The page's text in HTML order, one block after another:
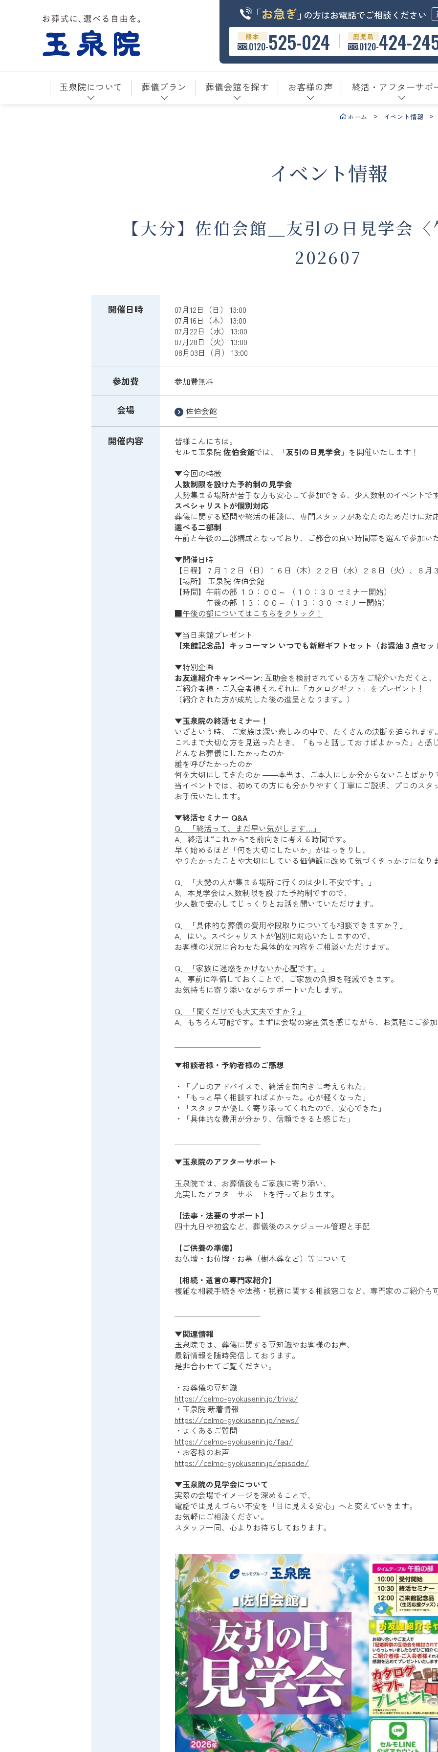
お葬式に、選べる自由を。玉泉院
「お急ぎ」 の方はお電話でご相談ください
熊本
0120-525-024 鹿児島
0120-424-
玉泉院について 葬儀プラン 葬儀会館を探す お客様の声 終活・アフターサポ
ホーム イベント情報
イベント情報
【大分】佐伯会館＿友引の日見学会〈
202607
開催日時
07月12日（日） 13:00
07月16日（木） 13:00
07月22日（水） 13:00
07月28日（火） 13:00
08月03日（月） 13:00
参加費 参加費無料
会場 佐伯会館
開催内容
皆様こんにちは。
セルモ玉泉院 佐伯会館では、「友引の日見学会 」を開催いたします！
▼今回の特徴
人数制限を設けた予約制の見学会
大勢集まる場所が苦手な方も安心して参加できる、少人数制のイベントです
スペシャリストが個別対応
葬儀に関する疑問や終活の相談に、専門スタッフがあなたのためだけに対
選べる二部制
午前と午後の二部構成となっており、ご都合の良い時間帯を選んで参加い
▼開催日時
【日程】７月１２日（日）１６日（木）２２日（水）２８日（火）、８月
【場所】 玉泉院 佐伯会館
【時間】午前の部 １０：００～ （１０：３０ セミナー開始）
午後の部 １３：００～（１３：３０ セミナー開始）
■午後の部についてはこちらをクリック！
▼当日来館プレゼント
【来館記念品】キッコーマン いつでも新鮮ギフトセット（お醤油３点セッ
▼特別企画
お友達紹介キャンペーン: 互助会を検討されている方をご紹介いただくと、
ご紹介者様・ご入会者様それぞれに「カタログギフト」をプレゼント！
（紹介された方が成約した後の進呈となります。）
▼玉泉院の終活セミナー！
いざという時、 ご家族は深い悲しみの中で、たくさんの決断を迫られます。
これまで大切な方を見送ったとき、「もっと話しておけばよかった」と感
どんなお葬儀にしたかったのか
誰を呼びたかったのか
何を大切にしてきたのか ――本当は、ご本人にしか分からないことばかり
当イベントでは、初めての方にも分かりやすく丁寧にご説明、プロのスタ
お手伝いたします。
▼終活セミナー Q&A
Q．「終活って、まだ早い気がします…」
A．終活は“これから”を前向きに考える時間です。
早く始めるほど「何を大切にしたいか」がはっきりし、
やりたかったことや大切にしている価値観に改めて気づくきっかけになり
Q．「大勢の人が集まる場所に行くのは少し不安です。」
A．本見学会は人数制限を設けた予約制ですので、
少人数で安心してじっくりとお話を聞いていただけます。
Q．「具体的な葬儀の費用や段取りについても相談できますか？」
A．はい。スペシャリストが個別に対応いたしますので、
お客様の状況に合わせた具体的な内容をご相談いただけます。
Q．「家族に迷惑をかけないか心配です。」
A．事前に準備しておくことで、ご家族の負担を軽減できます。
お気持ちに寄り添いながらサポートいたします。
Q．「聞くだけでも大丈夫ですか？」
A．もちろん可能です。まずは会場の雰囲気を感じながら、お気軽にご参加
▼相談者様・予約者様のご感想
・「プロのアドバイスで、終活を前向きに考えられた」
・「もっと早く相談すればよかった。心が軽くなった」
・「スタッフが優しく寄り添ってくれたので、安心できた」
・「具体的な費用が分かり、信頼できると感じた」
▼玉泉院のアフターサポート
玉泉院では、お葬儀後もご家族に寄り添い、
充実したアフターサポートを行っております。
【法事・法要のサポート】
四十九日や初盆など、葬儀後のスケジュール管理と手配
【ご供養の準備】
お仏壇・お位牌・お墓（樹木葬など）等について
【相続・遺言の専門家紹介】
複雑な相続手続きや法務・税務に関する相談窓口など、専門家のご紹介も
▼関連情報
玉泉院では、葬儀に関する豆知識やお客様のお声、
最新情報を随時発信しております。
是非合わせてご覧ください。
・お葬儀の豆知識
https://celmo-gyokusenin.jp/trivia/
・玉泉院 新着情報
https://celmo-gyokusenin.jp/news/
・よくあるご質問
https://celmo-gyokusenin.jp/faq/
・お客様のお声
https://celmo-gyokusenin.jp/episode/
▼玉泉院の見学会について
実際の会場でイメージを深めることで、
電話では見えづらい不安を「目に見える安心」へと変えていきます。
お気軽にご相談ください。
スタッフ一同、心よりお待ちしております。